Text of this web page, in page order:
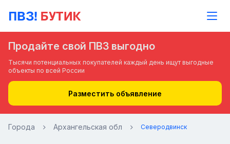
Продайте свой ПВЗ выгодно
Тысячи потенциальных покупателей каждый день ищут выгодные
объекты по всей России
Разместить объявление
Города Архангельская обл Северодвинск